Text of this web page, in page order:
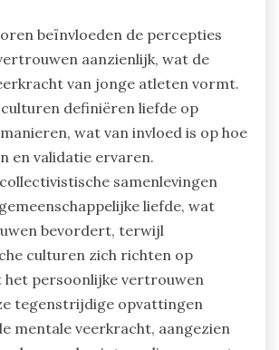
emotionele intelligentie spelen
Ouderlijk steun biedt een stabiele
bekrachtiging de
verhoogt. Emotionele
het vermogen om stress te
effectief aan te passen aan
Samen dragen deze
bij aan een gezondere mentale
sportprestaties.
culturele factoren de
liefde en vertrouwen?